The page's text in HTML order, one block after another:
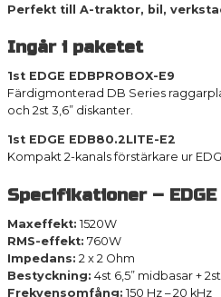
Perfekt till A-traktor, bil,
Ingår i paketet
1st EDGE EDBPROBOX-E9
Färdigmonterad DB Series
och 2st 3,6” diskanter.
1st EDGE EDB80.2LITE-E2
Kompakt 2-kanals förstärkare ur
Specifikationer – EDGE
Maxeffekt: 1520W
RMS-effekt: 760W
Impedans: 2 x 2 Ohm
Bestyckning: 4st 6,5” midbasar +
Frekvensomfång: 150 Hz – 20 kHz